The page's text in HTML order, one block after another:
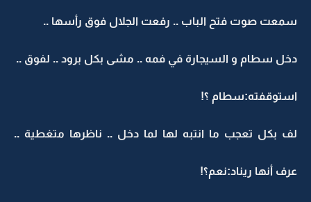
سمعت صوت فتح الباب .. رفعت الجلال فوق رأسها ..
دخل سطام و السيجارة في فمه .. مشى بكل برود .. لفوق ..
استوقفته:سطام ؟!
لف بكل تعجب ما انتبه لها لما دخل .. ناظرها متغطية ..
عرف أنها ريناد:نعم؟!